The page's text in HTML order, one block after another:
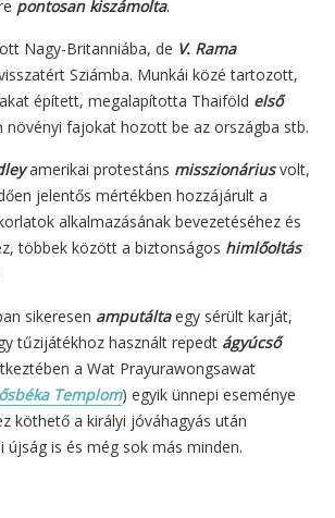
pontosan kiszámolta.
Nagy-Britanniába, de V. Rama
Sziámba. Munkái közé tartozott,
épített, megalapította Thaiföld első
növényi fajokat hozott be az országba stb.
amerikai protestáns misszionáriusvolt,
jelentős mértékben hozzájárult a
alkalmazásának bevezetéséhez és
többek között a biztonságos himlőoltás
sikeresen amputáltaegy sérült karját,
tűzijátékhoz használt repedt ágyúcső
a Wat Prayurawongsawat
Templom) egyik ünnepi eseménye
köthető a királyi jóváhagyás után
újság is és még sok más minden.